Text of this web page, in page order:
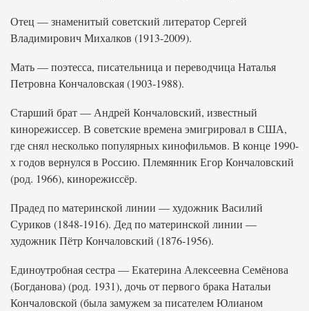
Отец — знаменитый советский литератор Сергей
Владимирович Михалков (1913-2009).
Мать — поэтесса, писательница и переводчица Наталья
Петровна Кончаловская (1903-1988).
Старший брат — Андрей Кончаловский, известный
кинорежиссер. В советские времена эмигрировал в США,
где снял несколько популярных кинофильмов. В конце 1990-
х годов вернулся в Россию. Племянник Егор Кончаловский
(род. 1966), кинорежиссёр.
Прадед по материнской линии — художник Василий
Суриков (1848-1916). Дед по материнской линии —
художник Пётр Кончаловский (1876-1956).
Единоутробная сестра — Екатерина Алексеевна Семёнова
(Богданова) (род. 1931), дочь от первого брака Натальи
Кончаловской (была замужем за писателем Юлианом